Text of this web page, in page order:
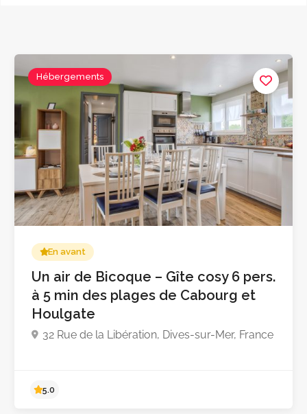
Hébergements
En avant
Un air de Bicoque – Gîte cosy 6 pers.
à 5 min des plages de Cabourg et
Houlgate
32 Rue de la Libération, Dives-sur-Mer, France